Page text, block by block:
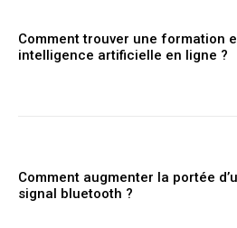
Comment trouver une formation
intelligence artificielle en ligne ?
Comment augmenter la portée
signal bluetooth ?